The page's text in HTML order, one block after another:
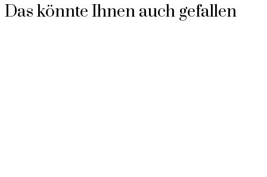
Das könnte Ihnen auch gefallen